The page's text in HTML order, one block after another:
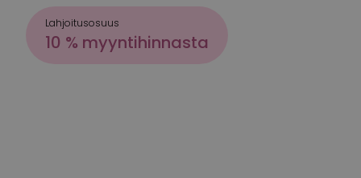
Lahjoitusosuus
10 % myyntihinnasta